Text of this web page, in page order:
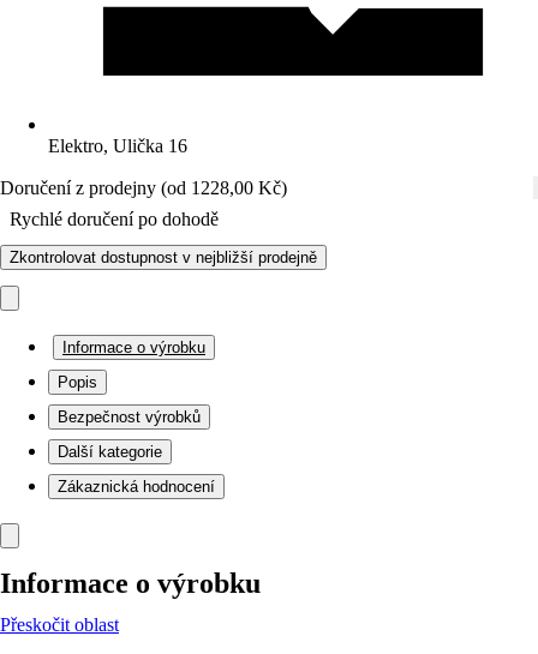
Elektro, Ulička 16
Doručení z prodejny (od 1228,00 Kč)
Rychlé doručení po dohodě
Zkontrolovat dostupnost v nejbližší prodejně
Informace o výrobku
Popis
Bezpečnost výrobků
Další kategorie
Zákaznická hodnocení
Informace o výrobku
Přeskočit oblast